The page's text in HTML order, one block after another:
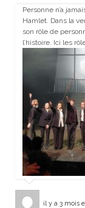
Personne n’a
Hamlet. Dans la
son rôle de
l’histoire. Ici les
il y a 3 mois